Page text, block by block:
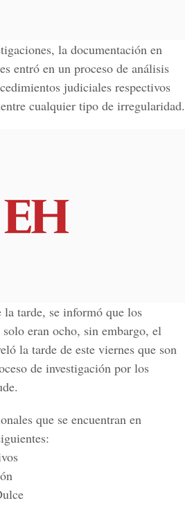
la documentación en
entró en un proceso de análisis
judiciales respectivos
cualquier tipo de irregularidad.
la tarde, se informó que los
eran ocho, sin embargo, el
la tarde de este viernes que son
de investigación por los
que se encuentran en